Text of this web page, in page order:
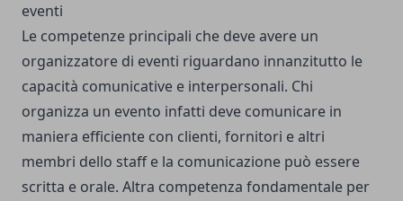
eventi
Le competenze principali che deve avere un
organizzatore di eventi riguardano innanzitutto le
capacità comunicative e interpersonali. Chi
organizza un evento infatti deve comunicare in
maniera efficiente con clienti, fornitori e altri
membri dello staff e la comunicazione può essere
scritta e orale. Altra competenza fondamentale per